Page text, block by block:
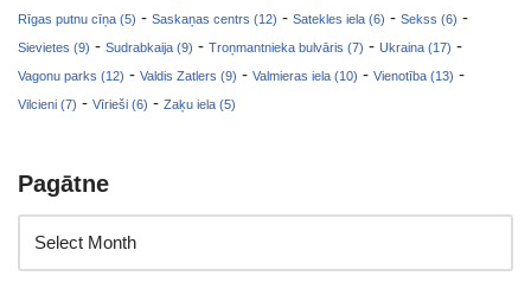
Rīgas putnu cīņa (5) - Saskaņas centrs (12) - Satekles iela (6) - Sekss (6) -
Sievietes (9) - Sudrabkaija (9) - Troņmantnieka bulvāris (7) - Ukraina (17) -
Vagonu parks (12) - Valdis Zatlers (9) - Valmieras iela (10) - Vienotība (13) -
Vilcieni (7) - Vīrieši (6) - Zaķu iela (5)
Pagātne